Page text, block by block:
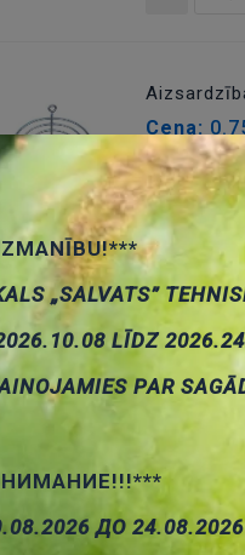
Cena:
ID: 00017809
Cena:
Cena:
„SALVATS”
LĪDZ
PAR
ДО 24.08.2026